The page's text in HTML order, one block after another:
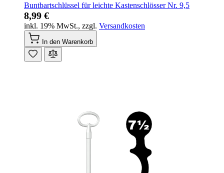
Buntbartschlüssel für leichte Kastenschlösser Nr. 9,5
8,99 €
inkl. 19% MwSt., zzgl. Versandkosten
In den Warenkorb